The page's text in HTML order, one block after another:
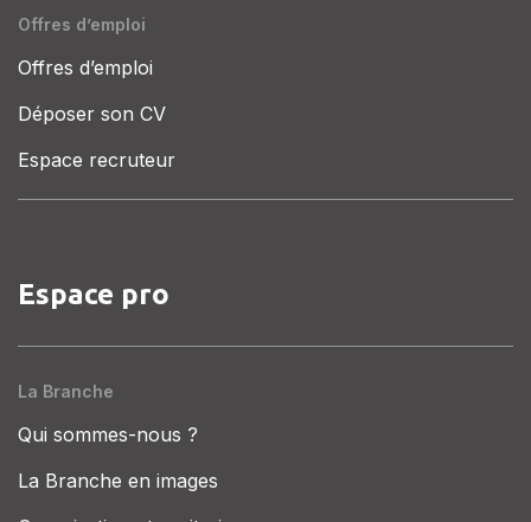
Offres d’emploi
Offres d’emploi
Déposer son CV
Espace recruteur
Espace pro
La Branche
Qui sommes-nous ?
La Branche en images